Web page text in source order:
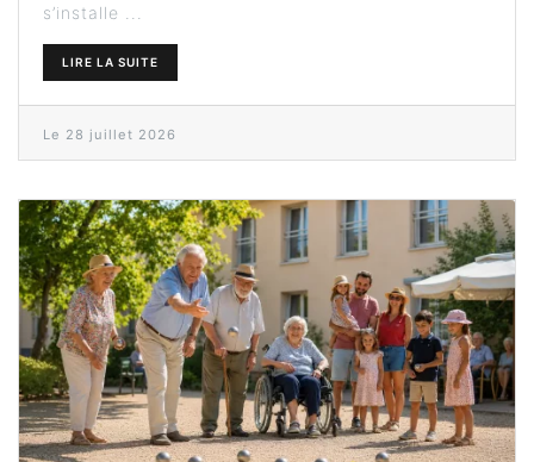
s’installe ...
LIRE LA SUITE
Le 28 juillet 2026